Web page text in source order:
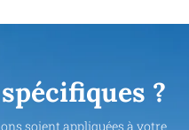
?
soient appliquées à votre